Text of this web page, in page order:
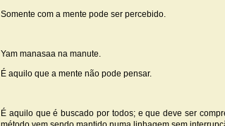
Somente com a mente pode ser percebido.
Yam manasaa na manute.
É aquilo que a mente não pode pensar.
É aquilo que é buscado por todos; e que deve ser